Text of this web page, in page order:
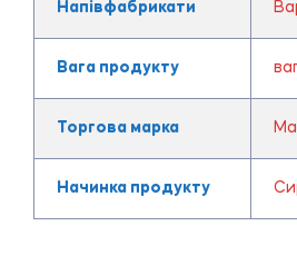
Напівфабрикати
Вага продукту
Торгова марка
Начинка продукту